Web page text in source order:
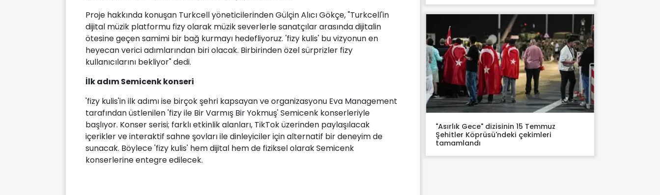
Proje hakkında konuşan Turkcell yöneticilerinden Gülçin Alıcı Gökçe, "Turkcell'in
dijital müzik platformu fizy olarak müzik severlerle sanatçılar arasında dijitalin
ötesine geçen samimi bir bağ kurmayı hedefliyoruz. 'fizy kulis' bu vizyonun en
heyecan verici adımlarından biri olacak. Birbirinden özel sürprizler fizy
kullanıcılarını bekliyor" dedi.
İlk adım Semicenk konseri
'fizy kulis'in ilk adımı ise birçok şehri kapsayan ve organizasyonu Eva Management
tarafından üstlenilen 'fizy ile Bir Varmış Bir Yokmuş' Semicenk konserleriyle
başlıyor. Konser serisi; farklı etkinlik alanları, TikTok üzerinden paylaşılacak
içerikler ve interaktif sahne şovları ile dinleyiciler için alternatif bir deneyim de
sunacak. Böylece 'fizy kulis' hem dijital hem de fiziksel olarak Semicenk
konserlerine entegre edilecek.
"Asırlık Gece" dizisinin 15 Temmuz
Şehitler Köprüsü'ndeki çekimleri
tamamlandı